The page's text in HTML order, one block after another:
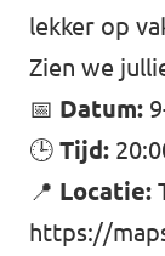
Vacatures
lekker op
Zien we
📅 Datum:
🕒 Tijd:
📍 Locatie:
https://